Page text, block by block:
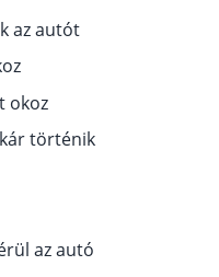
az autót
okoz
történik
az autó